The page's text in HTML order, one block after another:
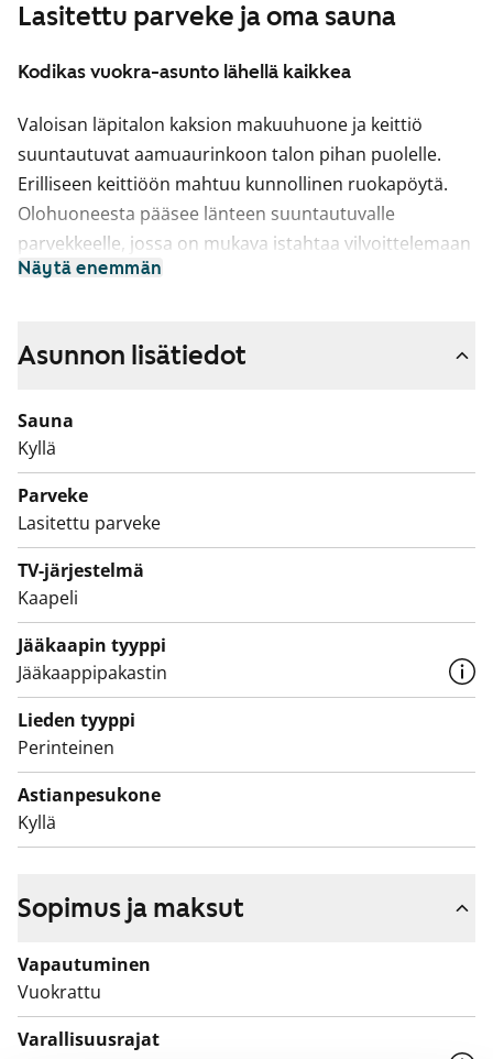
Lasitettu parveke ja oma sauna
Kodikas vuokra-asunto lähellä kaikkea
Valoisan läpitalon kaksion makuuhuone ja keittiö
suuntautuvat aamuaurinkoon talon pihan puolelle.
Erilliseen keittiöön mahtuu kunnollinen ruokapöytä.
Olohuoneesta pääsee länteen suuntautuvalle
parvekkeelle, jossa on mukava istahtaa vilvoittelemaan
oman saunan löylyjen jälkeen. Valoisan
alkaen.
Näytä enemmän
Asunnon lisätiedot
Sauna
Kyllä
Parveke
Lasitettu parveke
TV-järjestelmä
Kaapeli
Jääkaapin tyyppi
Jääkaappipakastin
Lieden tyyppi
Perinteinen
Astianpesukone
Kyllä
Sopimus ja maksut
Vapautuminen
Vuokrattu
Varallisuusrajat